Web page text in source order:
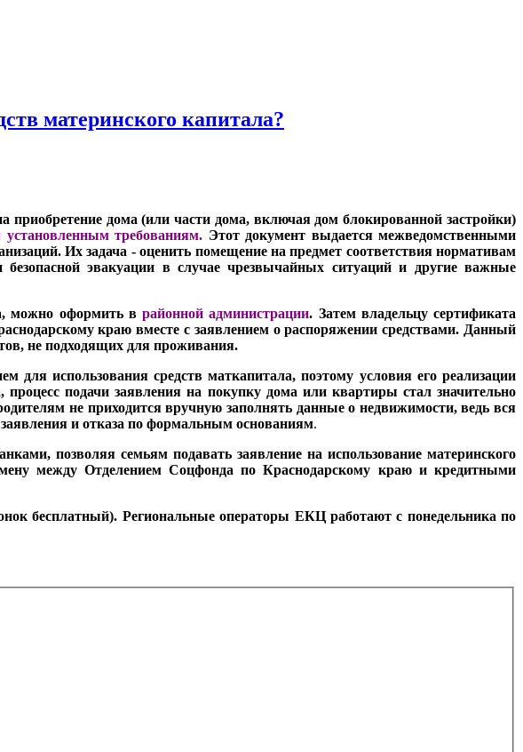
материнского капитала?
приобретение дома (или части дома, включая дом блокированной застройки)
требованиям. Этот документ выдается межведомственными
Их задача - оценить помещение на предмет соответствия нормативам
эвакуации в случае чрезвычайных ситуаций и другие важные
можно оформить врайонной администрации. Затем владельцу сертификата
краю вместе с заявлением о распоряжении средствами. Данный
не подходящих для проживания.
использования средств маткапитала, поэтому условия его реализации
подачи заявления на покупку дома или квартиры стал значительно
не приходится вручную заполнять данные о недвижимости, ведь вся
и отказа по формальным основаниям.
позволяя семьям подавать заявление на использование материнского
между Отделением Соцфонда по Краснодарскому краю и кредитными
бесплатный). Региональные операторы ЕКЦ работают с понедельника по